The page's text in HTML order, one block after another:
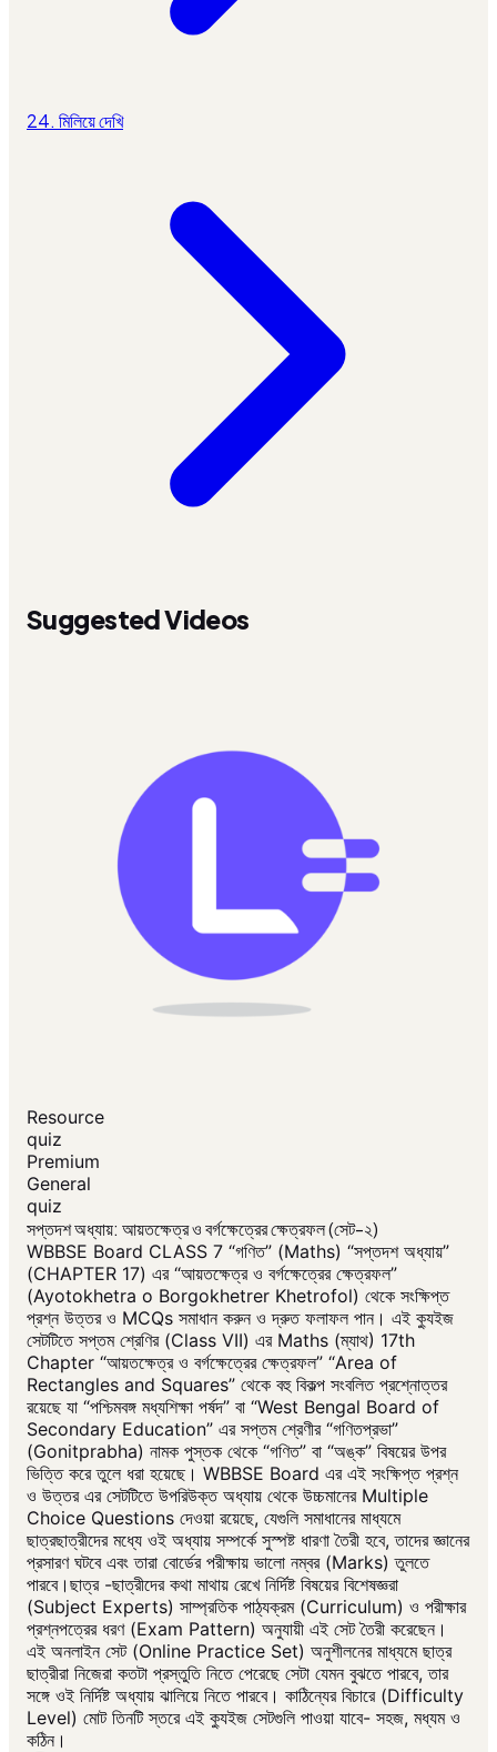
24. মিলিয়ে দেখি
Suggested Videos
Resource
quiz
Premium
General
quiz
সপ্তদশ অধ্যায়: আয়তক্ষেত্র ও বর্গক্ষেত্রের ক্ষেত্রফল (সেট-২)
WBBSE Board CLASS 7 “গণিত” (Maths) “সপ্তদশ অধ্যায়”
(CHAPTER 17) এর “আয়তক্ষেত্র ও বর্গক্ষেত্রের ক্ষেত্রফল”
(Ayotokhetra o Borgokhetrer Khetrofol) থেকে সংক্ষিপ্ত
প্রশ্ন উত্তর ও MCQs সমাধান করুন ও দ্রুত ফলাফল পান। এই ক্যুইজ
সেটটিতে সপ্তম শ্রেণির (Class VII) এর Maths (ম্যাথ) 17th
Chapter “আয়তক্ষেত্র ও বর্গক্ষেত্রের ক্ষেত্রফল” “Area of
Rectangles and Squares” থেকে বহু বিকল্প সংবলিত প্রশ্নোত্তর
রয়েছে যা “পশ্চিমবঙ্গ মধ্যশিক্ষা পর্ষদ” বা “West Bengal Board of
Secondary Education” এর সপ্তম শ্রেণীর “গণিতপ্রভা”
(Gonitprabha) নামক পুস্তক থেকে “গণিত” বা “অঙ্ক” বিষয়ের উপর
ভিত্তি করে তুলে ধরা হয়েছে। WBBSE Board এর এই সংক্ষিপ্ত প্রশ্ন
ও উত্তর এর সেটটিতে উপরিউক্ত অধ্যায় থেকে উচ্চমানের Multiple
Choice Questions দেওয়া রয়েছে, যেগুলি সমাধানের মাধ্যমে
ছাত্রছাত্রীদের মধ্যে ওই অধ্যায় সম্পর্কে সুস্পষ্ট ধারণা তৈরী হবে, তাদের জ্ঞানের
প্রসারণ ঘটবে এবং তারা বোর্ডের পরীক্ষায় ভালো নম্বর (Marks) তুলতে
পারবে।ছাত্র -ছাত্রীদের কথা মাথায় রেখে নির্দিষ্ট বিষয়ের বিশেষজ্ঞরা
(Subject Experts) সাম্প্রতিক পাঠ্যক্রম (Curriculum) ও পরীক্ষার
প্রশ্নপত্রের ধরণ (Exam Pattern) অনুযায়ী এই সেট তৈরী করেছেন।
এই অনলাইন সেট (Online Practice Set) অনুশীলনের মাধ্যমে ছাত্র
ছাত্রীরা নিজেরা কতটা প্রস্তুতি নিতে পেরেছে সেটা যেমন বুঝতে পারবে, তার
সঙ্গে ওই নির্দিষ্ট অধ্যায় ঝালিয়ে নিতে পারবে। কাঠিন্যের বিচারে (Difficulty
Level) মোট তিনটি স্তরে এই ক্যুইজ সেটগুলি পাওয়া যাবে- সহজ, মধ্যম ও
কঠিন।